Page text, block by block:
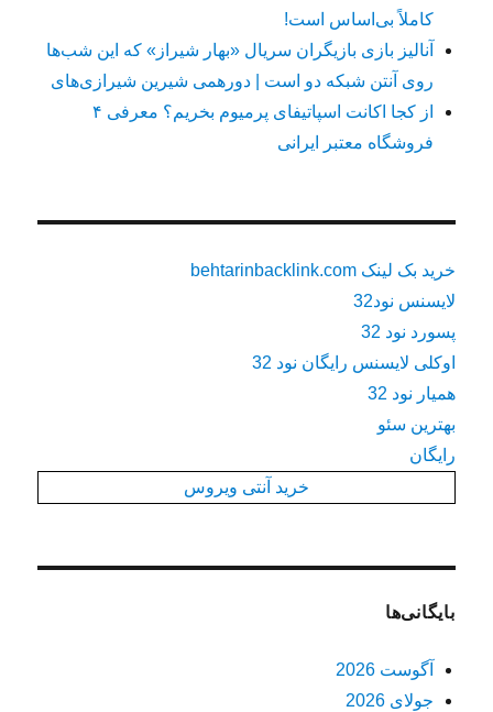
کاملاً بی‌اساس است!
آنالیز بازی بازیگران سریال «بهار شیراز» که این شب‌ها
روی آنتن شبکه دو است | دورهمی شیرین شیرازی‌های
از کجا اکانت اسپاتیفای پرمیوم بخریم؟ معرفی ۴
فروشگاه معتبر ایرانی
خرید بک لینک behtarinbacklink.com
لایسنس نود32
پسورد نود 32
اوکلی لایسنس رایگان نود 32
همیار نود 32
بهترین سئو
رایگان
خرید آنتی ویروس
بایگانی‌ها
آگوست 2026
جولای 2026